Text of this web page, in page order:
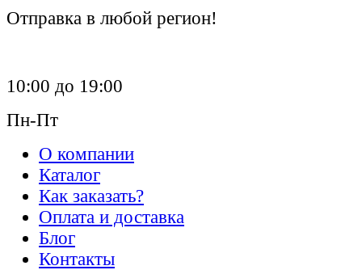
Отправка в любой регион!
10:00 до 19:00
Пн-Пт
О компании
Каталог
Как заказать?
Оплата и доставка
Блог
Контакты